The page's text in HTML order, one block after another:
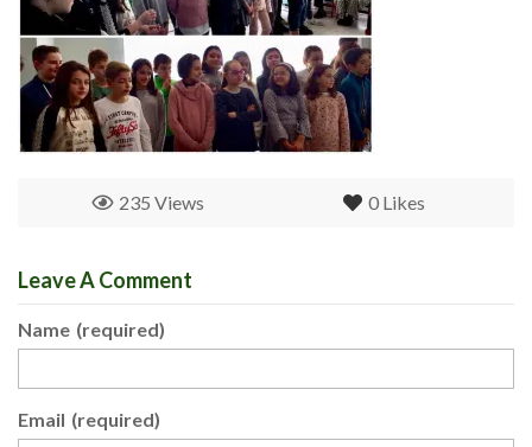
0 Likes
235 Views
Leave A Comment
Name (required)
Email (required)